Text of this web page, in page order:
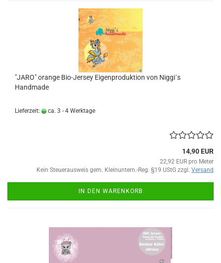
"JARO" orange Bio-Jersey Eigenproduktion von Niggi´s
Handmade
Lieferzeit: ca. 3 - 4 Werktage
14,90 EUR
22,92 EUR pro Meter
Kein Steuerausweis gem. Kleinuntern.-Reg. §19 UStG zzgl. Versand
IN DEN WARENKORB